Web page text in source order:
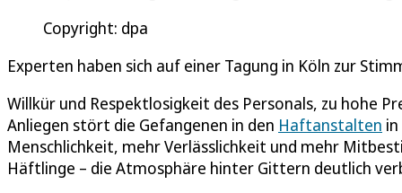
Copyright: dpa
Experten haben sich auf einer Tagung in Köln zur
Willkür und Respektlosigkeit des Personals, zu hohe
Anliegen stört die Gefangenen in den Haftanstalten
Menschlichkeit, mehr Verlässlichkeit und mehr
Häftlinge – die Atmosphäre hinter Gittern deutlich